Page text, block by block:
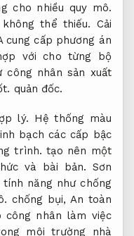
cho nhiều quy mô.
thể thiếu. Cải
cung cấp phương án
với cho từng bộ
công nhân sản xuất
quản đốc.
lý. Hệ thống màu
bạch các cấp bậc
trình. tạo nên một
và bài bản. Sơn
tính năng như chống
chống bụi, An toàn
nhân làm việc
môi trường nhà